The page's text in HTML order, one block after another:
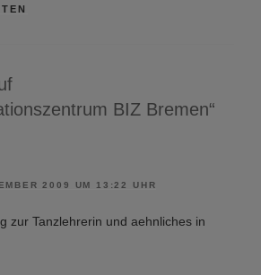
BIZ Bremen“
2009 UM 13:22 UHR
zur Tanzlehrerin und aehnliches in